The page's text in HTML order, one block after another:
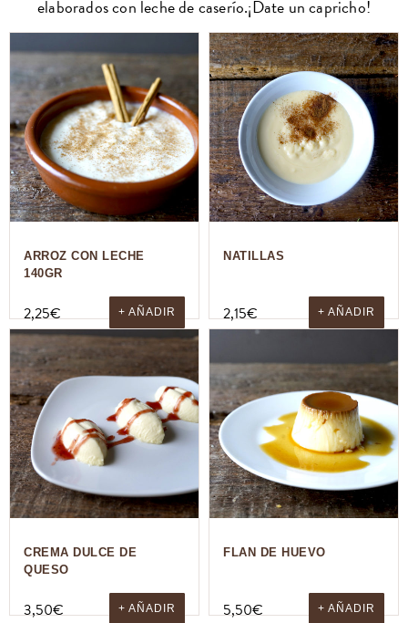
elaborados con leche de caserío.¡Date un capricho!
ARROZ CON LECHE
140GR
2,25€ + AÑADIR
NATILLAS
2,15€ + AÑADIR
CREMA DULCE DE
QUESO
3,50€ + AÑADIR
FLAN DE HUEVO
5,50€ + AÑADIR